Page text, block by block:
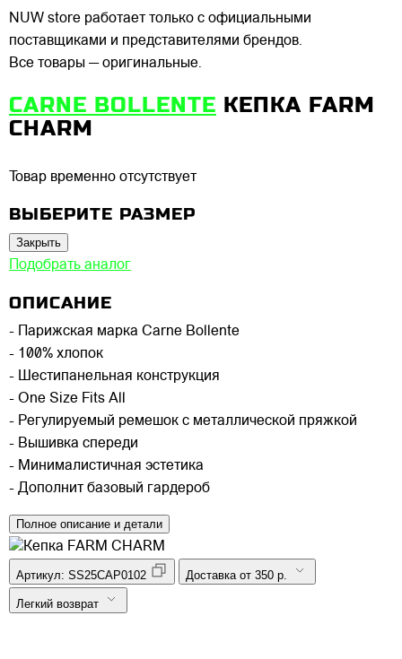
NUW store работает только с официальными
поставщиками и представителями брендов.
Все товары — оригинальные.
CARNE BOLLENTE КЕПКА FARM
CHARM
Товар временно отсутствует
ВЫБЕРИТЕ РАЗМЕР
Закрыть
Подобрать аналог
ОПИСАНИЕ
- Парижская марка Carne Bollente
- 100% хлопок
- Шестипанельная конструкция
- One Size Fits All
- Регулируемый ремешок с металлической пряжкой
- Вышивка спереди
- Минималистичная эстетика
- Дополнит базовый гардероб
Полное описание и детали
Артикул: SS25CAP0102 Доставка от 350 р.
Легкий возврат